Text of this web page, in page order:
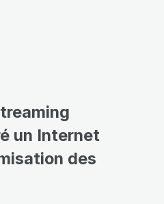
un Internet
des